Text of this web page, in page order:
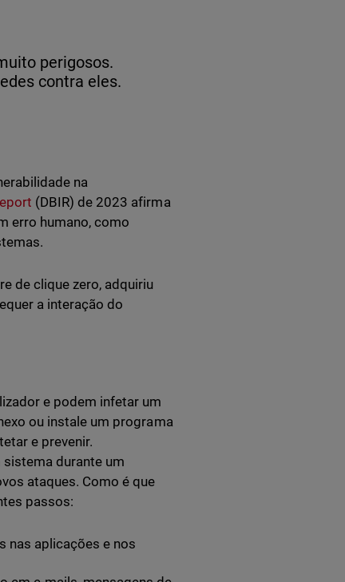
perigosos.
contra eles.
na
(DBIR) de 2023 afirma
erro humano, como
de clique zero, adquiriu
a interação do
e podem infetar um
ou instale um programa
e prevenir.
durante um
ataques. Como é que
passos:
nas aplicações e nos